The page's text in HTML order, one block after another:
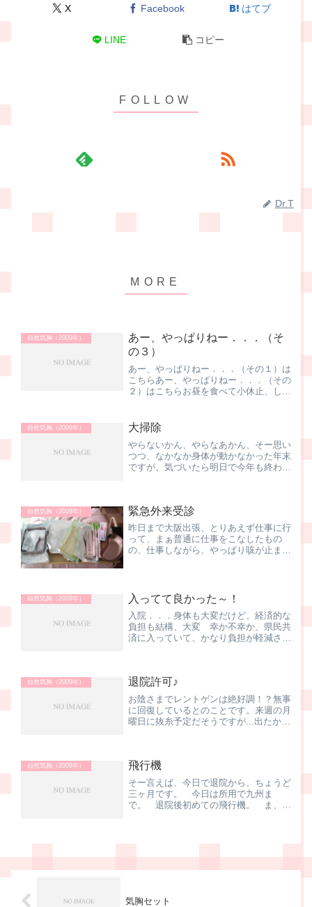
X Facebook はてブ
LINE コピー
Dr.T
自然気胸（2009年）
あー、やっぱりねー．．．（そ
の３）
あー、やっぱりねー．．．（その１）は
こちらあー、やっぱりねー．．．（その
２）はこちらお昼を食べて小休止、しば
ん、管入れますねー」の一声。処置室で
やるのかと思いきや、病室で...
自然気胸（2009年） 大掃除
やらないかん、やらなあかん、そー思い
つつ、なかなか身体が動かなかった年末
ですが、気づいたら明日で今年も終わり
ようやく窓ふき、お風呂掃除...
自然気胸（2009年） 緊急外来受診
昨日まで大阪出張、とりあえず仕事に行
って、まぁ普通に仕事をこなしたもの
の、仕事しながら、やっぱり咳が止まら
て行ってもらいました。入口...
自然気胸（2009年） 入ってて良かった～！
入院．．．身体も大変だけど、経済的な
負担も結構、大変 幸か不幸か、県民共
済に入っていて、かなり負担が軽減され
は入っていないので、入院...
自然気胸（2009年） 退院許可♪
お陰さまでレントゲンは絶好調！？無事
に回復しているとのことです。来週の月
曜日に抜糸予定だそうですが...出たかっ
最後の最後まで...
自然気胸（2009年） 飛行機
そー言えば、今日で退院から、ちょうど
三ヶ月です。 今日は所用で九州ま
で。 退院後初めての飛行機。 ま、大
気胸セット